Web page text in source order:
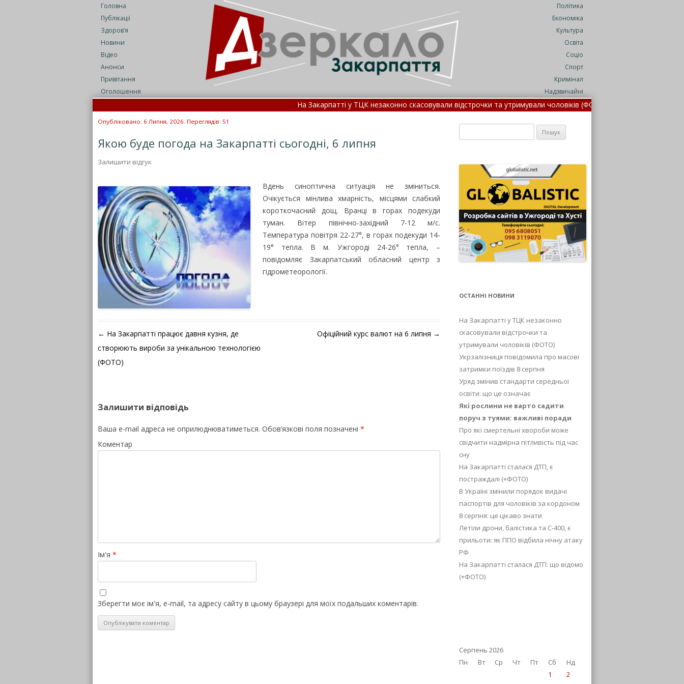
Головна
Публікації
Здоров’я
Новини
Відео
Анонси
Привітання
Оголошення
Політика
Економіка
Культура
Освіта
Соціо
Спорт
Кримінал
Надзвичайні
На Закарпатті у ТЦК незаконно скасовували відстрочки та утримували чоловіків (ФОТО) •
Якою буде погода на Закарпатті сьогодні, 8 серпня •
Опубліковано: 6 Липня, 2026. Переглядів: 51
Якою буде погода на Закарпатті сьогодні, 6 липня
Залишити відгук
Вдень синоптична ситуація не зміниться.
Очікується мінлива хмарність, місцями слабкий
короткочасний дощ. Вранці в горах подекуди
туман. Вітер північно-західний 7-12 м/с.
Температура повітря 22-27°, в горах подекуди 14-
19° тепла. В м. Ужгороді 24-26° тепла, –
повідомляє Закарпатський обласний центр з
гідрометеорології.
Навігація по запису
← На Закарпатті працює давня кузня, де
створюють вироби за унікальною технологією
(ФОТО)
Офіційний курс валют на 6 липня →
Залишити відповідь
Ваша e-mail адреса не оприлюднюватиметься. Обов’язкові поля позначені *
Коментар
Ім'я *
Зберегти моє ім'я, e-mail, та адресу сайту в цьому браузері для моїх подальших коментарів.
ОСТАННІ НОВИНИ
На Закарпатті у ТЦК незаконно
скасовували відстрочки та
утримували чоловіків (ФОТО)
Укрзалізниця повідомила про масові
затримки поїздів 8 серпня
Уряд змінив стандарти середньої
освіти: що це означає
Які рослини не варто садити
поруч з туями: важливі поради
Про які смертельні хвороби може
свідчити надмірна пітливість під час
сну
На Закарпатті сталася ДТП, є
постраждалі (+ФОТО)
В Україні змінили порядок видачі
паспортів для чоловіків за кордоном
8 серпня: це цікаво знати
Летіли дрони, балістика та С-400, є
прильоти: як ППО відбила нічну атаку
РФ
На Закарпатті сталася ДТП: що відомо
(+ФОТО)
Серпень 2026
Пн
Вт Ср Чт Пт Сб
Нд
1
2